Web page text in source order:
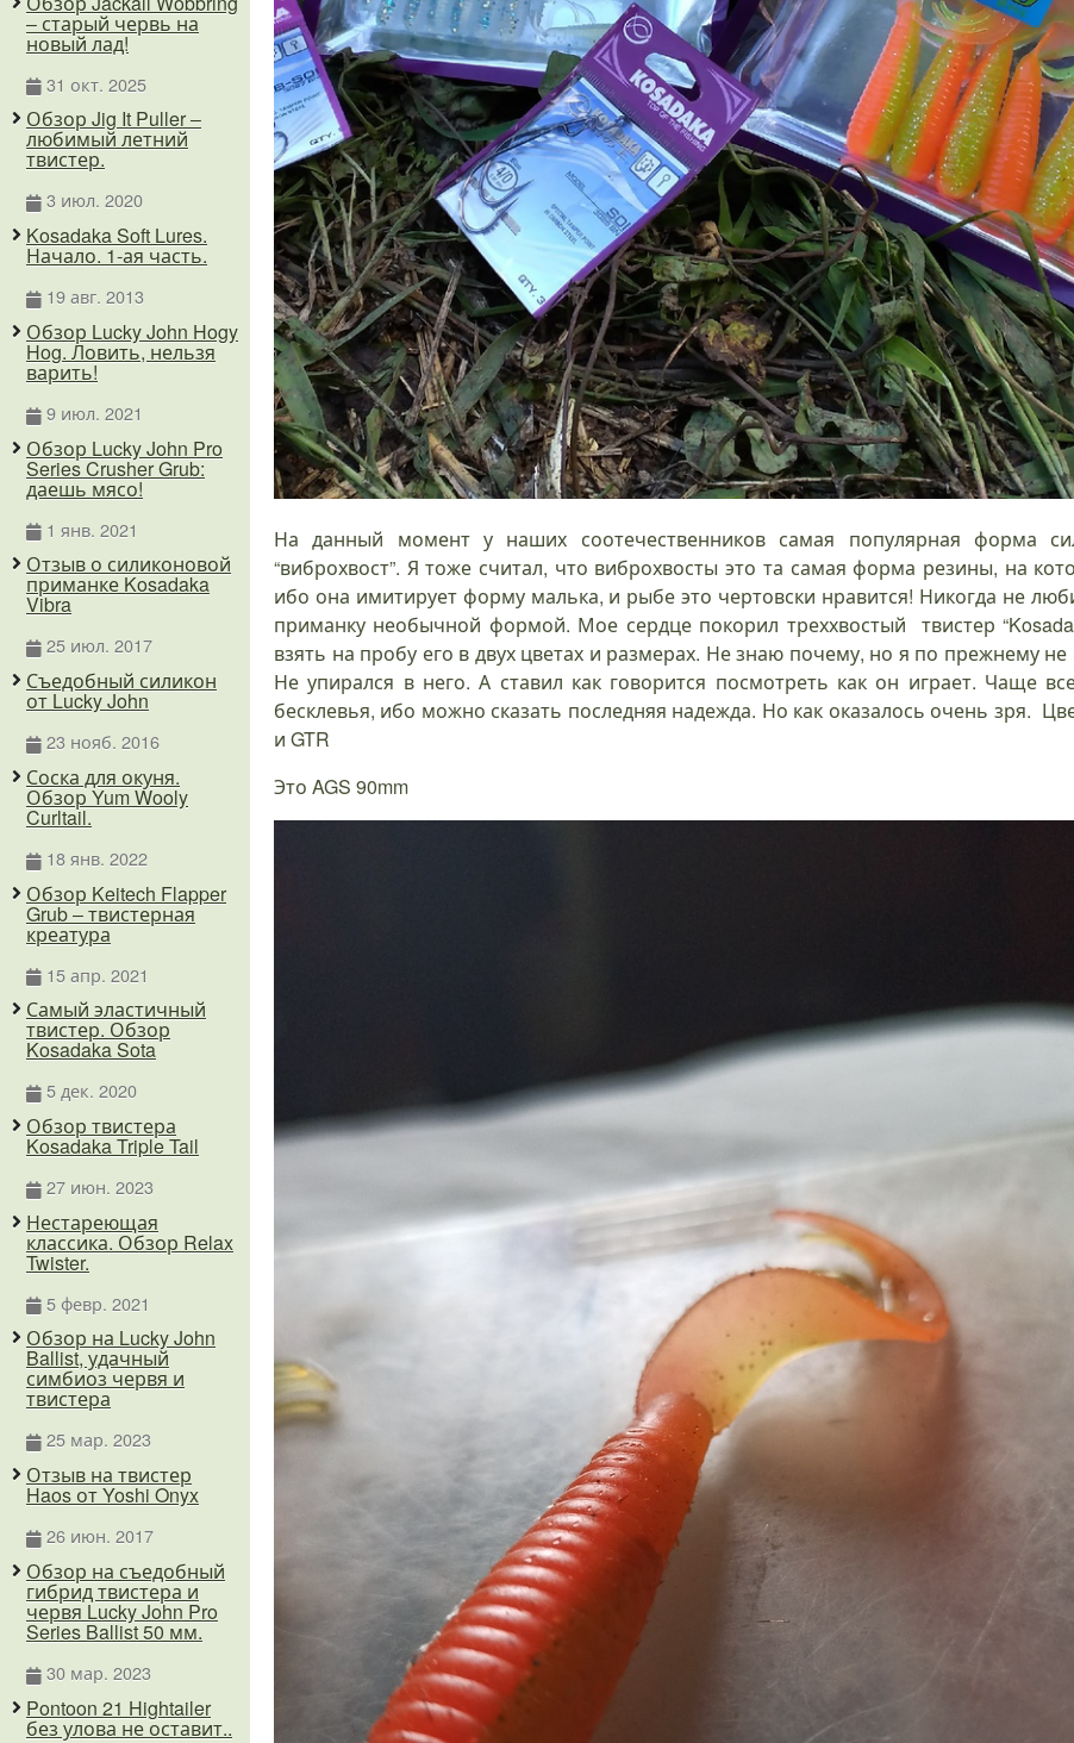
На данный момент у наших соотечественников самая популярная форма
“виброхвост”. Я тоже считал, что виброхвосты это та самая форма резины, на
ибо она имитирует форму малька, и рыбе это чертовски нравится! Никогда не
приманку необычной формой. Мое сердце покорил треххвостый твистер
взять на пробу его в двух цветах и размерах. Не знаю почему, но я по прежнему не
Не упирался в него. А ставил как говорится посмотреть как он играет. Чаще
бесклевья, ибо можно сказать последняя надежда. Но как оказалось очень зря.
и GTR
Это AGS 90mm
– старый червь на
новый лад!
31 окт. 2025
Обзор Jig It Puller –
любимый летний
твистер.
3 июл. 2020
Kosadaka Soft Lures.
Начало. 1-ая часть.
19 авг. 2013
Обзор Lucky John Hogy
Hog. Ловить, нельзя
варить!
9 июл. 2021
Обзор Lucky John Pro
Series Crusher Grub:
даешь мясо!
1 янв. 2021
Отзыв о силиконовой
приманке Kosadaka
Vibra
25 июл. 2017
Съедобный силикон
от Lucky John
23 нояб. 2016
Соска для окуня.
Обзор Yum Wooly
Curltail.
18 янв. 2022
Обзор Keitech Flapper
Grub – твистерная
креатура
15 апр. 2021
Самый эластичный
твистер. Обзор
Kosadaka Sota
5 дек. 2020
Обзор твистера
Kosadaka Triple Tail
27 июн. 2023
Нестареющая
классика. Обзор Relax
Twister.
5 февр. 2021
Обзор на Lucky John
Ballist, удачный
симбиоз червя и
твистера
25 мар. 2023
Отзыв на твистер
Haos от Yoshi Onyx
26 июн. 2017
Обзор на съедобный
гибрид твистера и
червя Lucky John Pro
Series Ballist 50 мм.
30 мар. 2023
Pontoon 21 Hightailer
без улова не оставит..